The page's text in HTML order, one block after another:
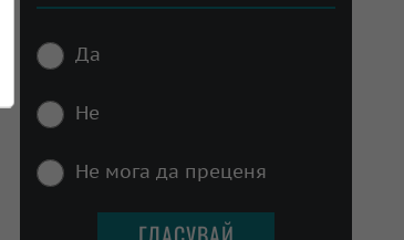
Да
Не
Не мога да преценя